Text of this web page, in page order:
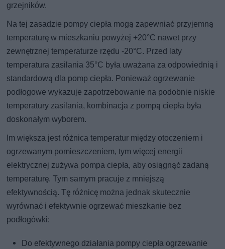
grzejników.
Na tej zasadzie pompy ciepła mogą zapewniać przyjemną
temperaturę w mieszkaniu powyżej +20°C nawet przy
zewnętrznej temperaturze rzędu -20°C. Przed laty
temperatura zasilania 35°C była uważana za odpowiednią i
standardową dla pomp ciepła. Ponieważ ogrzewanie
podłogowe wykazuje zapotrzebowanie na podobnie niskie
temperatury zasilania, kombinacja z pompą ciepła była
doskonałym wyborem.
Im większa jest różnica temperatur między otoczeniem i
ogrzewanym pomieszczeniem, tym więcej energii
elektrycznej zużywa pompa ciepła, aby osiągnąć zadaną
temperaturę. Tym samym pracuje z mniejszą
efektywnością. Tę różnicę można jednak skutecznie
wyrównać i efektywnie ogrzewać mieszkanie bez
podłogówki:
Do efektywnego działania pompy ciepła ogrzewanie